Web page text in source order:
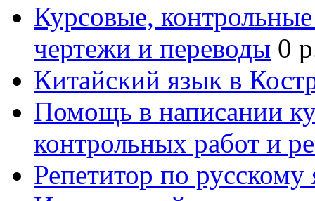
Курсовые,
чертежи и переводы 0
Китайский язык в
Помощь в написании
контрольных работ и
Репетитор по русскому